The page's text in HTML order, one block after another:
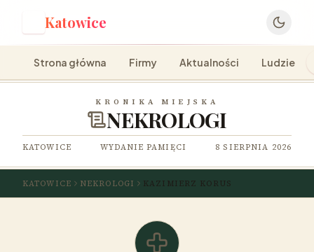
Katowice
Strona główna Firmy Aktualności Ludzie
KRONIKA MIEJSKA
NEKROLOGI
KATOWICE WYDANIE PAMIĘCI 8 SIERPNIA 2026
KATOWICE NEKROLOGI KAZIMIERZ KORUS